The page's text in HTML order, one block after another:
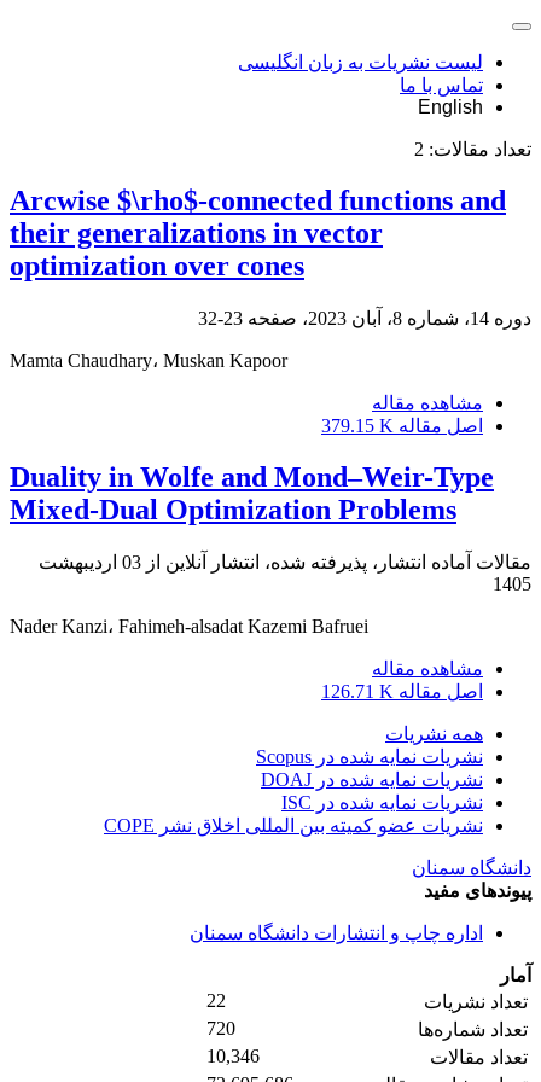
لیست نشریات به زبان انگلیسی
تماس با ما
English
تعداد مقالات: 2
Arcwise $\rho$-connected functions and
their generalizations in vector
optimization over cones
دوره 14، شماره 8، آبان 2023، صفحه 23-32
Mamta Chaudhary، Muskan Kapoor
مشاهده مقاله
اصل مقاله 379.15 K
Duality in Wolfe and Mond–Weir-Type
Mixed-Dual Optimization Problems
مقالات آماده انتشار، پذیرفته شده، انتشار آنلاین از
03 اردیبهشت
1405
Nader Kanzi، Fahimeh-alsadat Kazemi Bafruei
مشاهده مقاله
اصل مقاله 126.71 K
همه نشریات
نشریات نمایه شده در Scopus
نشریات نمایه شده در DOAJ
نشریات نمایه شده در ISC
نشریات عضو کمیته بین المللی اخلاق نشر COPE
دانشگاه سمنان
پیوندهای مفید
اداره چاپ و انتشارات دانشگاه سمنان
آمار
تعداد نشریات
22
تعداد شماره‌ها
720
تعداد مقالات
10,346